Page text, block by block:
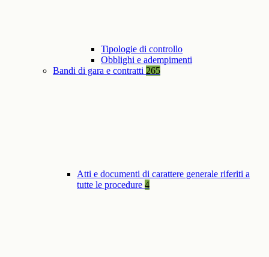
Tipologie di controllo
Obblighi e adempimenti
Bandi di gara e contratti 265
Atti e documenti di carattere generale riferiti a
tutte le procedure 4